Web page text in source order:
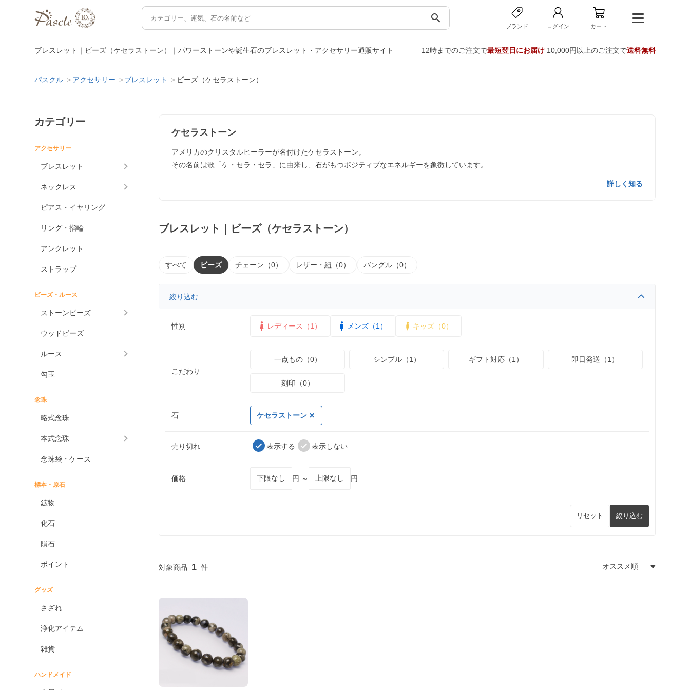
search
ブランド ログイン カート
ブレスレット｜ビーズ（ケセラストーン）｜パワーストーンや誕生石のブレスレット・アクセサリー通販サイト 12時までのご注文で最短翌日にお届け10,000円以上のご注文で送料無料
パスクル アクセサリー ブレスレット ビーズ（ケセラストーン）
カテゴリー
アクセサリー
ブレスレット
ネックレス
ピアス・イヤリング
リング・指輪
アンクレット
ストラップ
ビーズ・ルース
ストーンビーズ
ウッドビーズ
ルース
勾玉
念珠
略式念珠
本式念珠
念珠袋・ケース
標本・原石
鉱物
化石
隕石
ポイント
グッズ
さざれ
浄化アイテム
雑貨
ハンドメイド
ケセラストーン
アメリカのクリスタルヒーラーが名付けたケセラストーン。
その名前は歌「ケ・セラ・セラ」に由来し、石がもつポジティブなエネルギーを象徴しています。
詳しく知る
ブレスレット｜ビーズ（ケセラストーン）
すべて ビーズ チェーン（0） レザー・紐（0） バングル（0）
絞り込む
性別 レディース（1） メンズ（1） キッズ（0）
こだわり
一点もの（0） シンプル（1） ギフト対応（1） 即日発送（1）
刻印（0）
石 ケセラストーン
売り切れ 表示する 表示しない
価格 円 ～ 円
リセット 絞り込む
1